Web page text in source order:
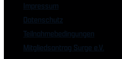
Impressum
Datenschutz
Teilnahmebedingungen
Mitgliedsantrag Surge e.V.